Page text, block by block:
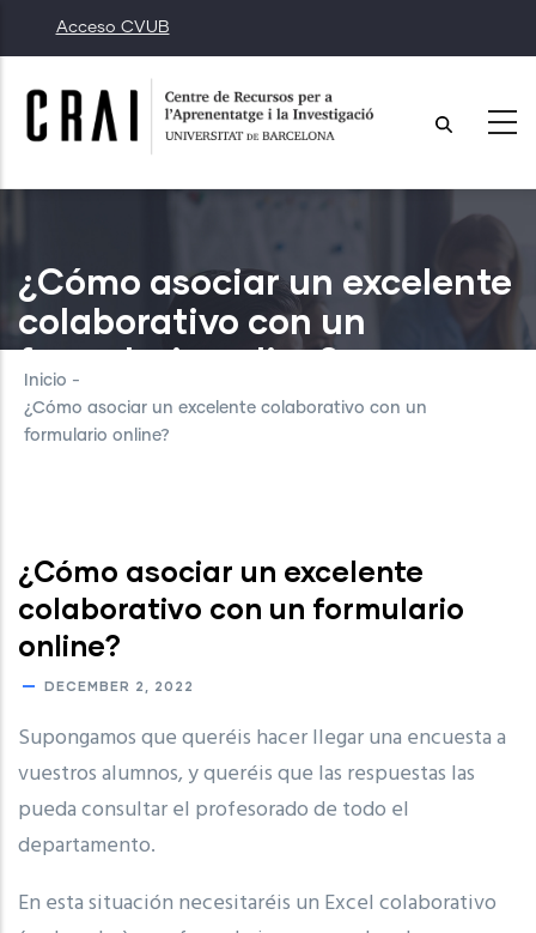
al
contenido
principal
Acceso CVUB
¿Cómo asociar un excelente
colaborativo con un
formulario online?
Inicio -
¿Cómo asociar un excelente colaborativo con un
formulario online?
¿Cómo asociar un excelente
colaborativo con un formulario
online?
DECEMBER 2, 2022
Supongamos que queréis hacer llegar una encuesta a
vuestros alumnos, y queréis que las respuestas las
pueda consultar el profesorado de todo el
departamento.
En esta situación necesitaréis un Excel colaborativo